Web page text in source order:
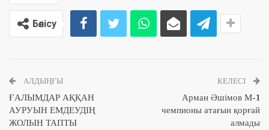
Бөлісу
АЛДЫҢҒЫ
ҒАЛЫМДАР АҚҚАН
АУРУЫН ЕМДЕУДІҢ
ЖОЛЫН ТАПТЫ
КЕЛЕСІ
Арман Әшімов М-1
чемпионы атағын қорғай
алмады